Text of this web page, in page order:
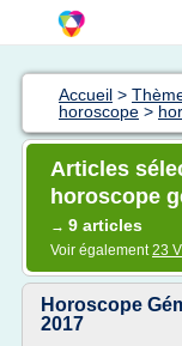
Accueil >
horoscope >
Articles
horoscope
→ 9 articles
Voir également23
Horoscope
2017